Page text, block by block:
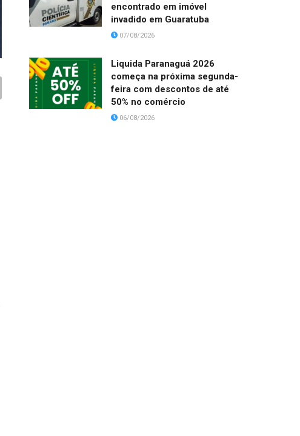
encontrado em imóvel
invadido em Guaratuba
07/08/2026
Liquida Paranaguá 2026
começa na próxima segunda-
feira com descontos de até
50% no comércio
06/08/2026